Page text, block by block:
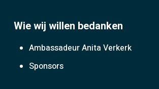
Wie wij willen bedanken
Ambassadeur Anita Verkerk
Sponsors